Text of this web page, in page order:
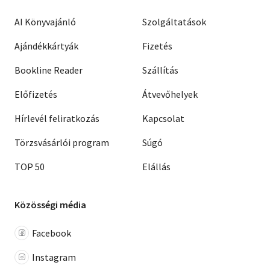
AI Könyvajánló
Ajándékkártyák
Bookline Reader
Előfizetés
Hírlevél feliratkozás
Törzsvásárlói program
TOP 50
Szolgáltatások
Fizetés
Szállítás
Átvevőhelyek
Kapcsolat
Súgó
Elállás
Közösségi média
Facebook
Instagram